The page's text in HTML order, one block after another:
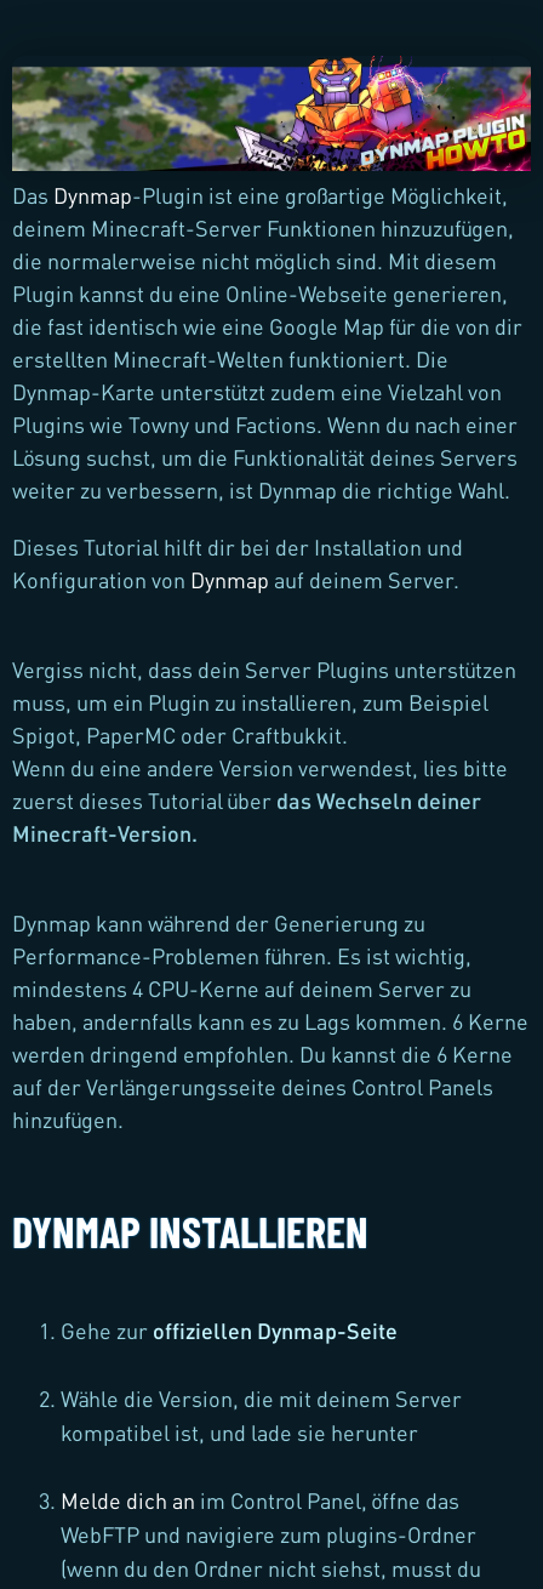
Das Dynmap-Plugin ist eine großartige Möglichkeit,
deinem Minecraft-Server Funktionen hinzuzufügen,
die normalerweise nicht möglich sind. Mit diesem
Plugin kannst du eine Online-Webseite generieren,
die fast identisch wie eine Google Map für die von dir
erstellten Minecraft-Welten funktioniert. Die
Dynmap-Karte unterstützt zudem eine Vielzahl von
Plugins wie Towny und Factions. Wenn du nach einer
Lösung suchst, um die Funktionalität deines Servers
weiter zu verbessern, ist Dynmap die richtige Wahl.
Dieses Tutorial hilft dir bei der Installation und
Konfiguration von Dynmap auf deinem Server.
Vergiss nicht, dass dein Server Plugins unterstützen
muss, um ein Plugin zu installieren, zum Beispiel
Spigot, PaperMC oder Craftbukkit.
Wenn du eine andere Version verwendest, lies bitte
zuerst dieses Tutorial über das Wechseln deiner
Minecraft-Version.
Dynmap kann während der Generierung zu
Performance-Problemen führen. Es ist wichtig,
mindestens 4 CPU-Kerne auf deinem Server zu
haben, andernfalls kann es zu Lags kommen. 6 Kerne
werden dringend empfohlen. Du kannst die 6 Kerne
auf der Verlängerungsseite deines Control Panels
hinzufügen.
DYNMAP INSTALLIEREN
Gehe zur offiziellen Dynmap-Seite
Wähle die Version, die mit deinem Server
kompatibel ist, und lade sie herunter
Melde dich an im Control Panel, öffne das
WebFTP und navigiere zum plugins-Ordner
(wenn du den Ordner nicht siehst, musst du